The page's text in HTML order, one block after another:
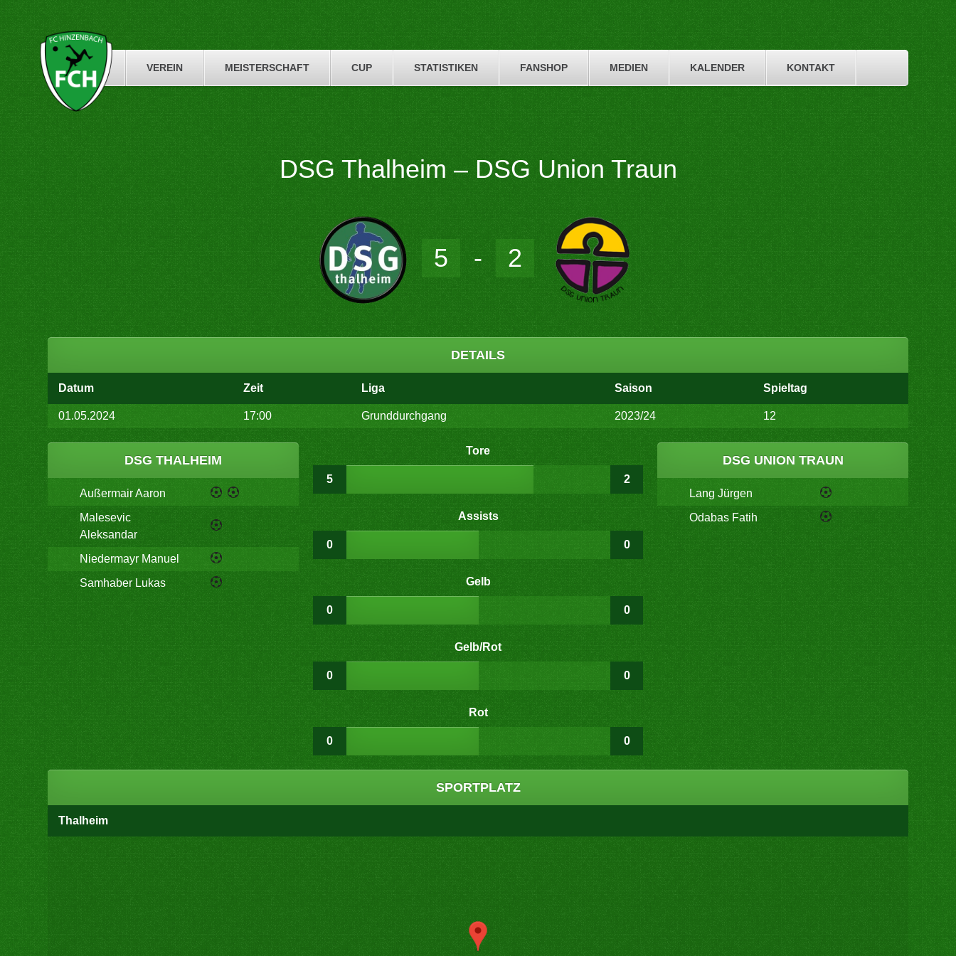
VEREIN MEISTERSCHAFT CUP STATISTIKEN FANSHOP MEDIEN KALENDER KONTAKT
DSG Thalheim – DSG Union Traun
5 - 2
DETAILS
Datum Zeit Liga Saison Spieltag
01.05.2024 17:00 Grunddurchgang 2023/24 12
DSG THALHEIM
Außermair Aaron
Malesevic
Aleksandar
Niedermayr Manuel
Samhaber Lukas
DSG UNION TRAUN
Lang Jürgen
Odabas Fatih
Tore
5 2
Assists
0 0
Gelb
0 0
Gelb/Rot
0 0
Rot
0 0
SPORTPLATZ
Thalheim